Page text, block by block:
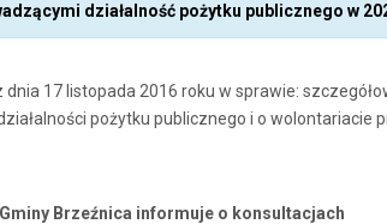
działalność pożytku publicznego w
17 listopada 2016 roku w sprawie:
pożytku publicznego i o
Brzeźnica informuje o konsultacjach